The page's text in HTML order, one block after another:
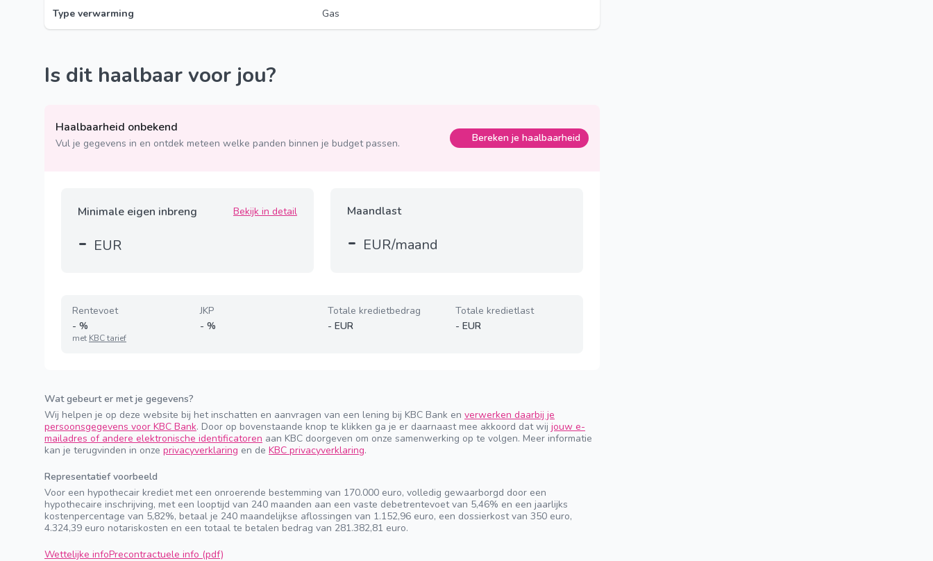
Type verwarming
Gas
Is dit haalbaar voor jou?
Haalbaarheid onbekend
Vul je gegevens in en ontdek meteen welke panden binnen je budget passen. Bereken je haalbaarheid
Minimale eigen inbreng Bekijk in detail
- EUR
Maandlast
- EUR/maand
Rentevoet
- %
met KBC tarief
JKP
- %
Totale kredietbedrag
- EUR
Totale kredietlast
- EUR
Wat gebeurt er met je gegevens?
Wij helpen je op deze website bij het inschatten en aanvragen van een lening bij KBC Bank en verwerken daarbij je
persoonsgegevens voor KBC Bank. Door op bovenstaande knop te klikken ga je er daarnaast mee akkoord dat wij jouw e-
mailadres of andere elektronische identificatoren aan KBC doorgeven om onze samenwerking op te volgen. Meer informatie
kan je terugvinden in onze privacyverklaring en de KBC privacyverklaring.
Representatief voorbeeld
Voor een hypothecair krediet met een onroerende bestemming van 170.000 euro, volledig gewaarborgd door een
hypothecaire inschrijving, met een looptijd van 240 maanden aan een vaste debetrentevoet van 5,46% en een jaarlijks
kostenpercentage van 5,82%, betaal je 240 maandelijkse aflossingen van 1.152,96 euro, een dossierkost van 350 euro,
4.324,39 euro notariskosten en een totaal te betalen bedrag van 281.382,81 euro.
Wettelijke infoPrecontractuele info (pdf)